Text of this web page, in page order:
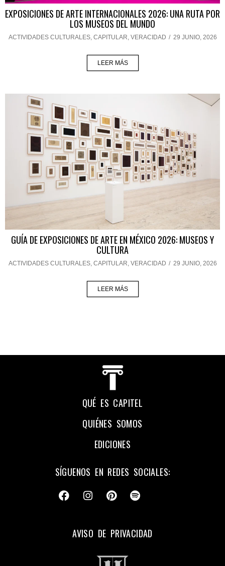
EXPOSICIONES DE ARTE INTERNACIONALES 2026: UNA RUTA POR
LOS MUSEOS DEL MUNDO
ACTIVIDADES CULTURALES, CAPITULAR VERACIDAD / 29 JUNIO, 2026
LEER MÁS
GUÍA DE EXPOSICIONES DE ARTE EN MÉXICO 2026: MUSEOS Y
CULTURA
ACTIVIDADES CULTURALES, CAPITULAR VERACIDAD / 29 JUNIO, 2026
LEER MÁS
QUÉ ES CAPITEL
QUIÉNES SOMOS
EDICIONES
SÍGUENOS EN REDES SOCIALES:
AVISO DE PRIVACIDAD